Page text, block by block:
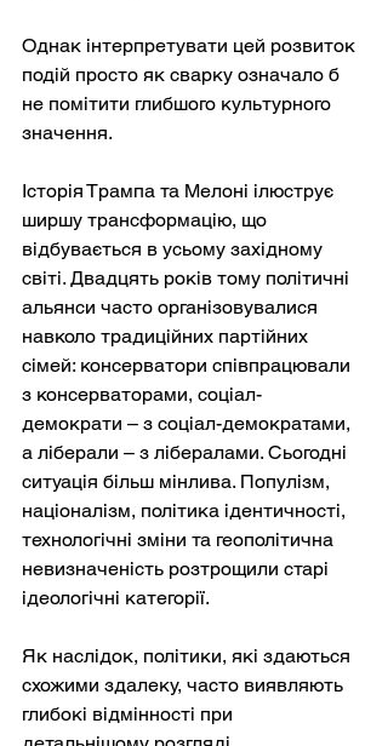
Однак інтерпретувати цей розвиток
подій просто як сварку означало б
не помітити глибшого культурного
значення.
Історія Трампа та Мелоні ілюструє
ширшу трансформацію, що
відбувається в усьому західному
світі. Двадцять років тому політичні
альянси часто організовувалися
навколо традиційних партійних
сімей: консерватори співпрацювали
з консерваторами, соціал-
демократи – з соціал-демократами,
а ліберали – з лібералами. Сьогодні
ситуація більш мінлива. Популізм,
націоналізм, політика ідентичності,
технологічні зміни та геополітична
невизначеність розтрощили старі
ідеологічні категорії.
Як наслідок, політики, які здаються
схожими здалеку, часто виявляють
глибокі відмінності при